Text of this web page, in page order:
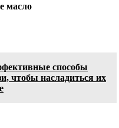
масло
способы
чтобы насладиться их